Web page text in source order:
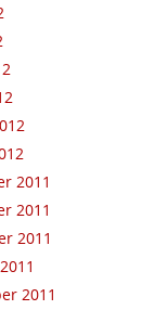
2011
2011
2011
2011